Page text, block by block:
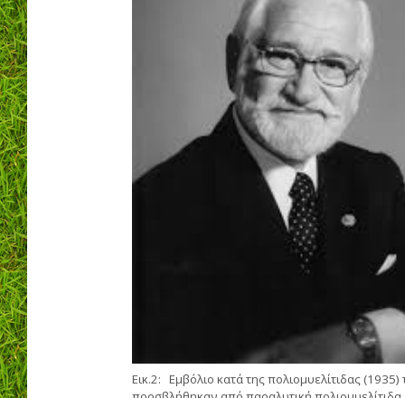
Εικ.2: Eμβόλιο κατά της πολιομυελίτιδας